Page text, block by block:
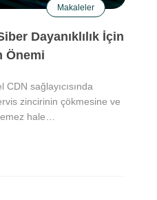
Makaleler
Dayanıklılık İçin
Önemi
CDN sağlayıcısında
zincirinin çökmesine ve
hale…